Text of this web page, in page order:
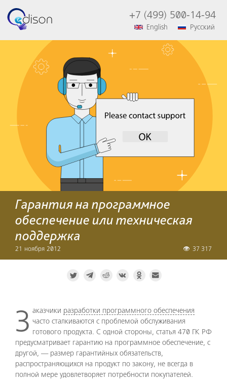
+7 (499) 500-14-94
English Русский
Гарантия на программное
обеспечение или техническая
поддержка
21 ноября 2012 37 317
Заказчики разработки программного обеспечения
часто сталкиваются с проблемой обслуживания
готового продукта. С одной стороны, статья 470 ГК РФ
предусматривает гарантию на программное обеспечение, с
другой, — размер гарантийных обязательств,
распространяющихся на продукт по закону, не всегда в
полной мере удовлетворяет потребности покупателей.